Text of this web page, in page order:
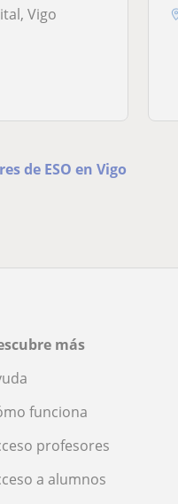
Vigo
de ESO en Vigo
más
funciona
profesores
a alumnos